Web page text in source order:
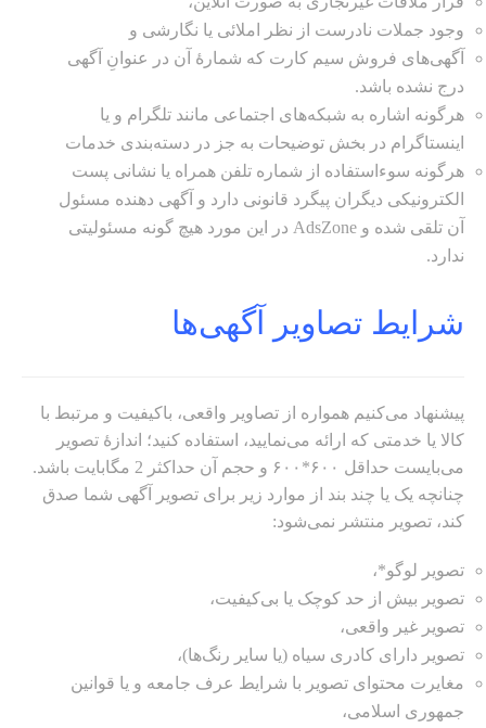
وجود جملات نادرست از نظر املائی یا نگارشی و
آگهی‌های فروش سیم کارت که شمارهٔ آن در عنوانِ آگهی
درج نشده باشد.
هرگونه اشاره به شبکه‌های اجتماعی مانند تلگرام و یا
اینستاگرام در بخش توضیحات به جز در دسته‌بندی خدمات
هرگونه سوءاستفاده از شماره تلفن همراه یا نشانی پست
الکترونیکی دیگران پیگرد قانونی دارد و آگهی دهنده مسئول
آن تلقی شده و AdsZone در این مورد هیچ گونه مسئولیتی
ندارد.
شرایط تصاویر آگهی‌ها
پیشنهاد می‌کنیم همواره از تصاویر واقعی، باکیفیت و مرتبط با
کالا یا خدمتی که ارائه می‌نمایید، استفاده کنید؛ اندازهٔ تصویر
می‌بایست حداقل ۶۰۰*۶۰۰ و حجم آن حداکثر 2 مگابایت باشد.
چنانچه یک یا چند بند از موارد زیر برای تصویر آگهی شما صدق
کند، تصویر منتشر نمی‌شود:
تصویر لوگو*،
تصویر بیش از حد کوچک یا بی‌کیفیت،
تصویر غیر واقعی،
تصویر دارای کادری سیاه (یا سایر رنگ‌ها)،
مغایرت محتوای تصویر با شرایط عرف جامعه و یا قوانین
جمهوری اسلامی،